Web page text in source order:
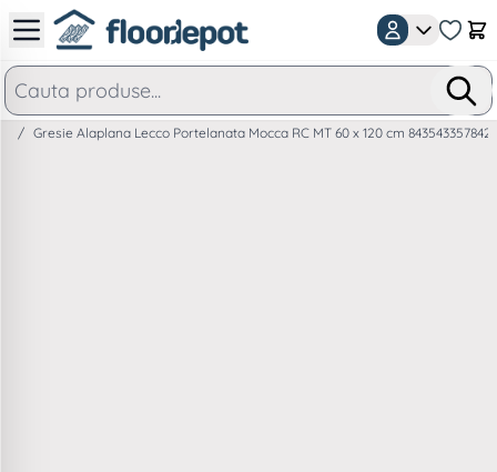
Mergeti la Continut
/ Gresie Alaplana Lecco Portelanata Mocca RC MT 60 x 120 cm